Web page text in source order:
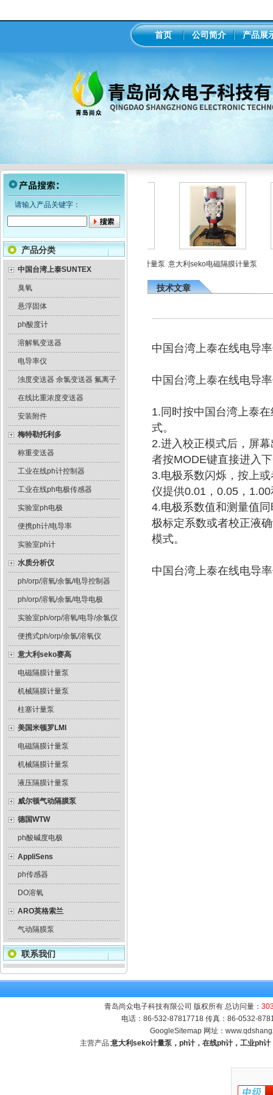
首页 公司简介 产品展
请输入产品关键字：
产品分类
中国台湾上泰SUNTEX
臭氧
悬浮固体
ph酸度计
溶解氧变送器
电导率仪
浊度变送器 余氯变送器 氟离子
在线比重浓度变送器
安装附件
梅特勒托利多
称重变送器
工业在线ph计控制器
工业在线ph电极传感器
实验室ph电极
便携ph计/电导率
实验室ph计
水质分析仪
ph/orp/溶氧/余氯/电导控制器
ph/orp/溶氧/余氯/电导电极
实验室ph/orp/溶氧/电导/余氯仪
便携式ph/orp/余氯/溶氧仪
意大利seko赛高
电磁隔膜计量泵
机械隔膜计量泵
柱塞计量泵
美国米顿罗LMI
电磁隔膜计量泵
机械隔膜计量泵
液压隔膜计量泵
威尔顿气动隔膜泵
德国WTW
ph酸碱度电极
AppliSens
ph传感器
DO溶氧
ARO英格索兰
气动隔膜泵
联系我们
线ph/orp计变送器 美国米顿罗机械隔膜计量泵 意大利seko电磁隔膜计量泵
技术文章
中国台湾上泰在线电导
中国台湾上泰在线电导
1.同时按中国台湾上泰
式。
2.进入校正模式后，屏
者按MODE键直接进入
3.电极系数闪烁，按上
仪提供0.01，0.05，
4.电极系数值和测量值
极标定系数或者校正液
模式。
中国台湾上泰在线电导
青岛尚众电子科技有限公司 版权所有 总访问量：
电话：86-532-87817718 传真：86-0532-
GoogleSitemap 网址：
主营产品:意大利seko计量泵，ph计，在线ph计，工业ph